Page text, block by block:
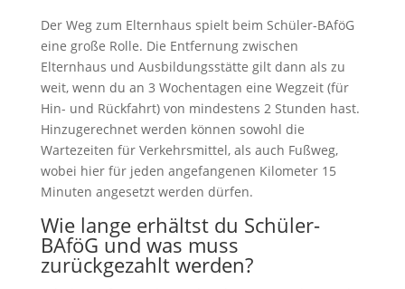
Der Weg zum Elternhaus spielt beim Schüler-BAföG
eine große Rolle. Die Entfernung zwischen
Elternhaus und Ausbildungsstätte gilt dann als zu
weit, wenn du an 3 Wochentagen eine Wegzeit (für
Hin- und Rückfahrt) von mindestens 2 Stunden hast.
Hinzugerechnet werden können sowohl die
Wartezeiten für Verkehrsmittel, als auch Fußweg,
wobei hier für jeden angefangenen Kilometer 15
Minuten angesetzt werden dürfen.
Wie lange erhältst du Schüler-
BAföG und was muss
zurückgezahlt werden?